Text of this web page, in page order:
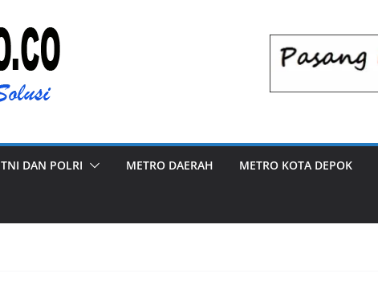
TNI DAN POLRI METRO DAERAH METRO KOTA DEPOK